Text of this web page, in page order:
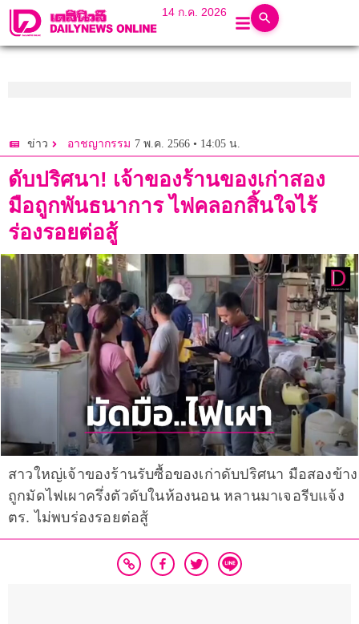
14 ก.ค. 2026
ข่าว อาชญากรรม 7 พ.ค. 2566 • 14:05 น.
ดับปริศนา! เจ้าของร้านของเก่าสอง
มือถูกพันธนาการ ไฟคลอกสิ้นใจไร้
ร่องรอยต่อสู้
สาวใหญ่เจ้าของร้านรับซื้อของเก่าดับปริศนา มือสองข้าง
ถูกมัดไฟเผาครึ่งตัวดับในห้องนอน หลานมาเจอรีบแจ้ง
ตร. ไม่พบร่องรอยต่อสู้